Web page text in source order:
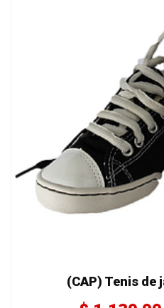
(CAP) Tenis de